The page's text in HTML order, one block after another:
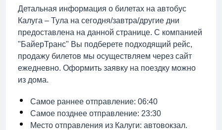
Детальная информация о билетах на автобус
Калуга – Тула на сегодня/завтра/другие дни
предоставлена на данной странице. С компанией
"БайерТранс" Вы подберете подходящий рейс,
продажу билетов мы осуществляем через сайт
ежедневно. Оформить заявку на поездку можно
из дома.
Самое раннее отправление: 06:40
Самое позднее отправление: 23:30
Место отправления из Калуги: автовокзал.